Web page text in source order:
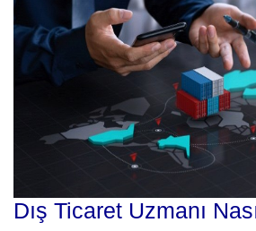
Dış Ticaret Uzmanı